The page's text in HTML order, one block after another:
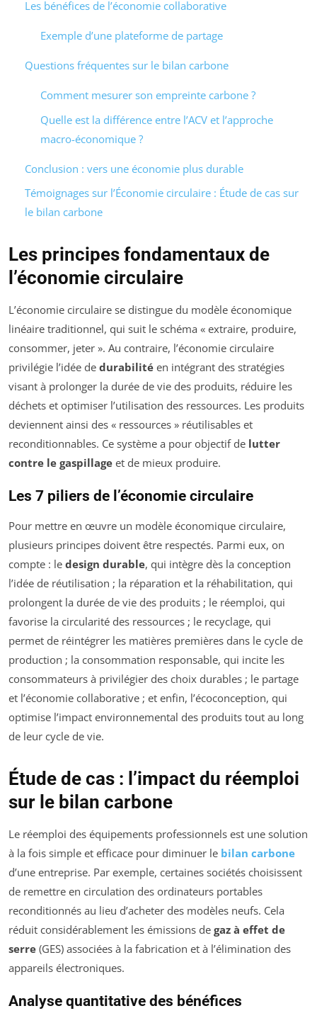
Les bénéfices de l’économie collaborative
Exemple d’une plateforme de partage
Questions fréquentes sur le bilan carbone
Comment mesurer son empreinte carbone ?
Quelle est la différence entre l’ACV et l’approche
macro-économique ?
Conclusion : vers une économie plus durable
Témoignages sur l’Économie circulaire : Étude de cas sur
le bilan carbone
Les principes fondamentaux de
l’économie circulaire
L’économie circulaire se distingue du modèle économique
linéaire traditionnel, qui suit le schéma « extraire, produire,
consommer, jeter ». Au contraire, l’économie circulaire
privilégie l’idée de durabilité en intégrant des stratégies
visant à prolonger la durée de vie des produits, réduire les
déchets et optimiser l’utilisation des ressources. Les produits
deviennent ainsi des « ressources » réutilisables et
reconditionnables. Ce système a pour objectif de lutter
contre le gaspillage et de mieux produire.
Les 7 piliers de l’économie circulaire
Pour mettre en œuvre un modèle économique circulaire,
plusieurs principes doivent être respectés. Parmi eux, on
compte : le design durable, qui intègre dès la conception
l’idée de réutilisation ; la réparation et la réhabilitation, qui
prolongent la durée de vie des produits ; le réemploi, qui
favorise la circularité des ressources ; le recyclage, qui
permet de réintégrer les matières premières dans le cycle de
production ; la consommation responsable, qui incite les
consommateurs à privilégier des choix durables ; le partage
et l’économie collaborative ; et enfin, l’écoconception, qui
optimise l’impact environnemental des produits tout au long
de leur cycle de vie.
Étude de cas : l’impact du réemploi
sur le bilan carbone
Le réemploi des équipements professionnels est une solution
à la fois simple et efficace pour diminuer le bilan carbone
d’une entreprise. Par exemple, certaines sociétés choisissent
de remettre en circulation des ordinateurs portables
reconditionnés au lieu d’acheter des modèles neufs. Cela
réduit considérablement les émissions de gaz à effet de
serre (GES) associées à la fabrication et à l’élimination des
appareils électroniques.
Analyse quantitative des bénéfices